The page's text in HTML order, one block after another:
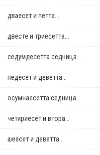
дваесет и петта...
двестe и триесетта...
седумдесетта седница...
педесет и деветта...
осумнaесетта седница...
четириесет и втора...
шеесет и деветта...